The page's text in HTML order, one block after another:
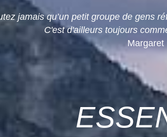
jamais qu’un petit groupe de gens
C'est d'ailleurs toujours
Margaret